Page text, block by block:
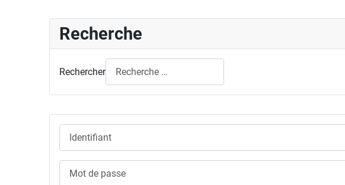
Recherche
Rechercher